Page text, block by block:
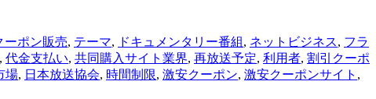
ーポン販売, テーマ, ドキュメンタリー番組, ネットビジネス, フラ
, 代金支払い, 共同購入サイト業界, 再放送予定, 利用者, 割引クーポ
場, 日本放送協会, 時間制限, 激安クーポン, 激安クーポンサイト ,